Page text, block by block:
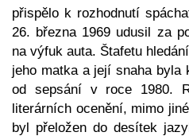
přispělo k rozhodnutí
26. března 1969 udusil za
na výfuk auta. Štafetu
jeho matka a její snaha byla
od sepsání v roce 1980.
literárních ocenění, mimo
byl přeložen do desítek